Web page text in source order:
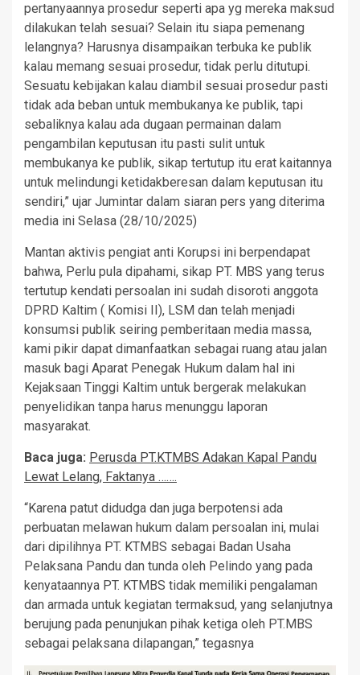
pertanyaannya prosedur seperti apa yg mereka maksud
dilakukan telah sesuai? Selain itu siapa pemenang
lelangnya? Harusnya disampaikan terbuka ke publik
kalau memang sesuai prosedur, tidak perlu ditutupi.
Sesuatu kebijakan kalau diambil sesuai prosedur pasti
tidak ada beban untuk membukanya ke publik, tapi
sebaliknya kalau ada dugaan permainan dalam
pengambilan keputusan itu pasti sulit untuk
membukanya ke publik, sikap tertutup itu erat kaitannya
untuk melindungi ketidakberesan dalam keputusan itu
sendiri,” ujar Jumintar dalam siaran pers yang diterima
media ini Selasa (28/10/2025)
Mantan aktivis pengiat anti Korupsi ini berpendapat
bahwa, Perlu pula dipahami, sikap PT. MBS yang terus
tertutup kendati persoalan ini sudah disoroti anggota
DPRD Kaltim ( Komisi II), LSM dan telah menjadi
konsumsi publik seiring pemberitaan media massa,
kami pikir dapat dimanfaatkan sebagai ruang atau jalan
masuk bagi Aparat Penegak Hukum dalam hal ini
Kejaksaan Tinggi Kaltim untuk bergerak melakukan
penyelidikan tanpa harus menunggu laporan
masyarakat.
Baca juga: Perusda PT.KTMBS Adakan Kapal Pandu
Lewat Lelang, Faktanya …….
“Karena patut didudga dan juga berpotensi ada
perbuatan melawan hukum dalam persoalan ini, mulai
dari dipilihnya PT. KTMBS sebagai Badan Usaha
Pelaksana Pandu dan tunda oleh Pelindo yang pada
kenyataannya PT. KTMBS tidak memiliki pengalaman
dan armada untuk kegiatan termaksud, yang selanjutnya
berujung pada penunjukan pihak ketiga oleh PT.MBS
sebagai pelaksana dilapangan,” tegasnya